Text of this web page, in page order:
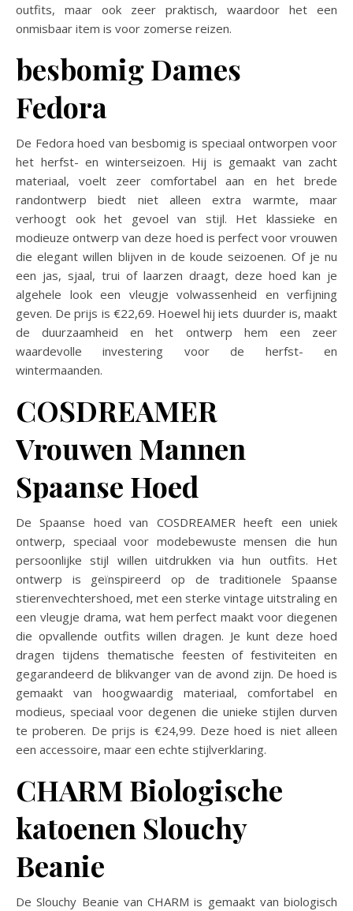
outfits, maar ook zeer praktisch, waardoor het een
onmisbaar item is voor zomerse reizen.
besbomig Dames
Fedora
De Fedora hoed van besbomig is speciaal ontworpen voor
het herfst- en winterseizoen. Hij is gemaakt van zacht
materiaal, voelt zeer comfortabel aan en het brede
randontwerp biedt niet alleen extra warmte, maar
verhoogt ook het gevoel van stijl. Het klassieke en
modieuze ontwerp van deze hoed is perfect voor vrouwen
die elegant willen blijven in de koude seizoenen. Of je nu
een jas, sjaal, trui of laarzen draagt, deze hoed kan je
algehele look een vleugje volwassenheid en verfijning
geven. De prijs is €22,69. Hoewel hij iets duurder is, maakt
de duurzaamheid en het ontwerp hem een zeer
waardevolle investering voor de herfst- en
wintermaanden.
COSDREAMER
Vrouwen Mannen
Spaanse Hoed
De Spaanse hoed van COSDREAMER heeft een uniek
ontwerp, speciaal voor modebewuste mensen die hun
persoonlijke stijl willen uitdrukken via hun outfits. Het
ontwerp is geïnspireerd op de traditionele Spaanse
stierenvechtershoed, met een sterke vintage uitstraling en
een vleugje drama, wat hem perfect maakt voor diegenen
die opvallende outfits willen dragen. Je kunt deze hoed
dragen tijdens thematische feesten of festiviteiten en
gegarandeerd de blikvanger van de avond zijn. De hoed is
gemaakt van hoogwaardig materiaal, comfortabel en
modieus, speciaal voor degenen die unieke stijlen durven
te proberen. De prijs is €24,99. Deze hoed is niet alleen
een accessoire, maar een echte stijlverklaring.
CHARM Biologische
katoenen Slouchy
Beanie
De Slouchy Beanie van CHARM is gemaakt van biologisch